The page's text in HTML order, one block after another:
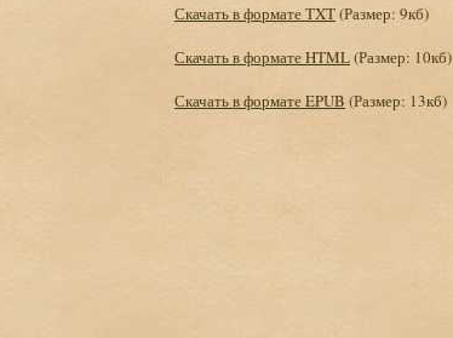
Скачать в формате TXT(Размер: 9кб)
Скачать в формате HTML(Размер: 10кб)
Скачать в формате EPUB (Размер: 13кб)